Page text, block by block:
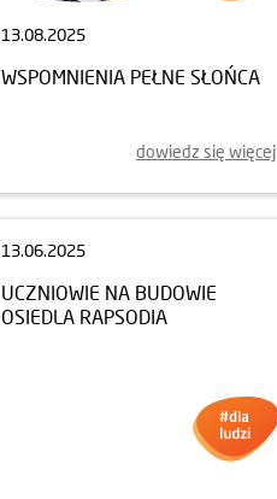
13.08.2025
WSPOMNIENIA PEŁNE SŁOŃCA
dowiedz się więcej